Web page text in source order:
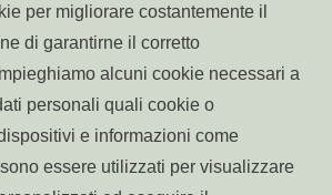
Fondo Salute
Abitare in Alto Adige
Südtirol IPS
per migliorare costantemente il
di garantirne il corretto
alcuni cookie necessari a
personali quali cookie o
e informazioni come
essere utilizzati per visualizzare